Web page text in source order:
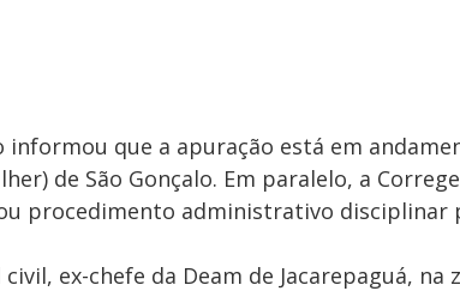
que a apuração está em
de São Gonçalo. Em paralelo, a
procedimento administrativo disciplinar
ex-chefe da Deam de Jacarepaguá, na